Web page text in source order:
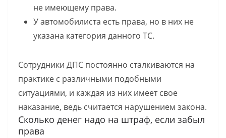
не имеющему права.
У автомобилиста есть права, но в них не
указана категория данного ТС.
Сотрудники ДПС постоянно сталкиваются на
практике с различными подобными
ситуациями, и каждая из них имеет свое
наказание, ведь считается нарушением закона.
Сколько денег надо на штраф, если забыл
права